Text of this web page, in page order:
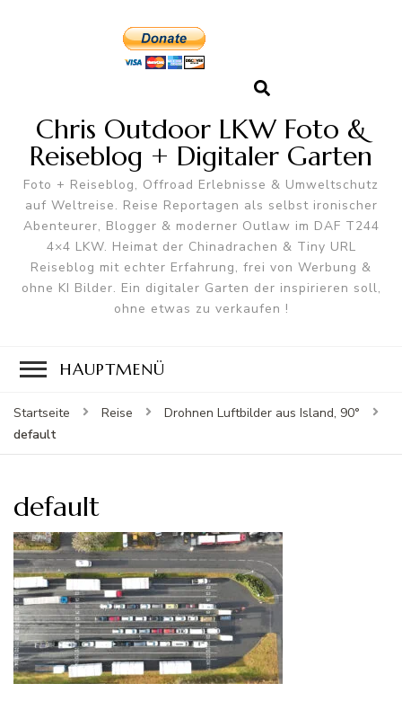
Chris Outdoor LKW Foto &
Reiseblog + Digitaler Garten
Foto + Reiseblog, Offroad Erlebnisse & Umweltschutz
auf Weltreise. Reise Reportagen als selbst ironischer
Abenteurer, Blogger & moderner Outlaw im DAF T244
4×4 LKW. Heimat der Chinadrachen & Tiny URL
Reiseblog mit echter Erfahrung, frei von Werbung &
ohne KI Bilder. Ein digitaler Garten der inspirieren soll,
ohne etwas zu verkaufen !
HAUPTMENÜ
Startseite Reise
Drohnen Luftbilder aus Island, 90°
default
default